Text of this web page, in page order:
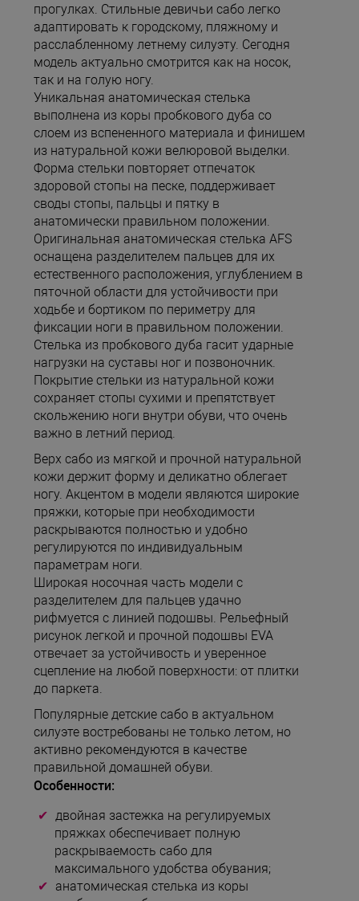
прогулках. Стильные девичьи сабо легко
адаптировать к городскому, пляжному и
расслабленному летнему силуэту. Сегодня
модель актуально смотрится как на носок,
так и на голую ногу.
Уникальная анатомическая стелька
выполнена из коры пробкового дуба со
слоем из вспененного материала и финишем
из натуральной кожи велюровой выделки.
Форма стельки повторяет отпечаток
здоровой стопы на песке, поддерживает
своды стопы, пальцы и пятку в
анатомически правильном положении.
Оригинальная анатомическая стелька AFS
оснащена разделителем пальцев для их
естественного расположения, углублением в
пяточной области для устойчивости при
ходьбе и бортиком по периметру для
фиксации ноги в правильном положении.
Стелька из пробкового дуба гасит ударные
нагрузки на суставы ног и позвоночник.
Покрытие стельки из натуральной кожи
сохраняет стопы сухими и препятствует
скольжению ноги внутри обуви, что очень
важно в летний период.
Верх сабо из мягкой и прочной натуральной
кожи держит форму и деликатно облегает
ногу. Акцентом в модели являются широкие
пряжки, которые при необходимости
раскрываются полностью и удобно
регулируются по индивидуальным
параметрам ноги.
Широкая носочная часть модели с
разделителем для пальцев удачно
рифмуется с линией подошвы. Рельефный
рисунок легкой и прочной подошвы EVA
отвечает за устойчивость и уверенное
сцепление на любой поверхности: от плитки
до паркета.
Популярные детские сабо в актуальном
силуэте востребованы не только летом, но
активно рекомендуются в качестве
правильной домашней обуви.
Особенности:
двойная застежка на регулируемых
пряжках обеспечивает полную
раскрываемость сабо для
максимального удобства обувания;
анатомическая стелька из коры